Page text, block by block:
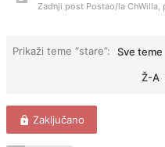
Zadnji post Postao/la ChWilla,
Prikaži teme “stare”: Sve teme
Ž-A
Zaključano